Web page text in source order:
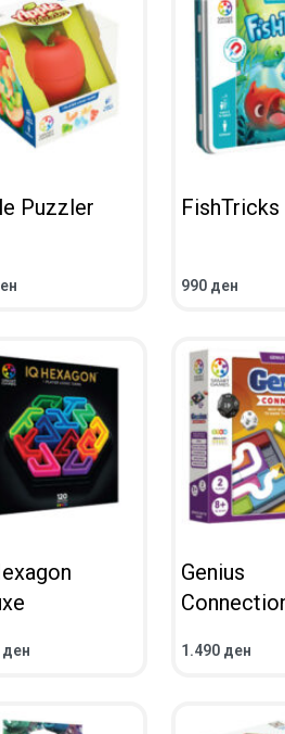
Puzzler
CART
FishTricks
990 ден
ADD TO CART
ден
CART
Genius
1.490 ден
ADD TO CART